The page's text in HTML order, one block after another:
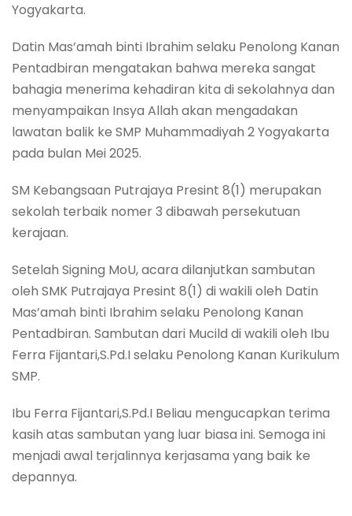
Yogyakarta.
Datin Mas’amah binti Ibrahim selaku Penolong Kanan
Pentadbiran mengatakan bahwa mereka sangat
bahagia menerima kehadiran kita di sekolahnya dan
menyampaikan Insya Allah akan mengadakan
lawatan balik ke SMP Muhammadiyah 2 Yogyakarta
pada bulan Mei 2025.
SM Kebangsaan Putrajaya Presint 8(1) merupakan
sekolah terbaik nomer 3 dibawah persekutuan
kerajaan.
Setelah Signing MoU, acara dilanjutkan sambutan
oleh SMK Putrajaya Presint 8(1) di wakili oleh Datin
Mas’amah binti Ibrahim selaku Penolong Kanan
Pentadbiran. Sambutan dari Mucild di wakili oleh Ibu
Ferra Fijantari,S.Pd.I selaku Penolong Kanan Kurikulum
SMP.
Ibu Ferra Fijantari,S.Pd.I Beliau mengucapkan terima
kasih atas sambutan yang luar biasa ini. Semoga ini
menjadi awal terjalinnya kerjasama yang baik ke
depannya.